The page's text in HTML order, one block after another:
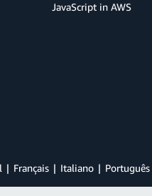
JavaScript in AWS
Français Italiano Português